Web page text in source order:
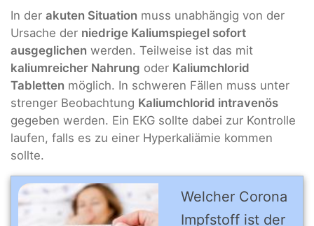
In der akuten Situation muss unabhängig von der
Ursache der niedrige Kaliumspiegel sofort
ausgeglichen werden. Teilweise ist das mit
kaliumreicher Nahrung oder Kaliumchlorid
Tabletten möglich. In schweren Fällen muss unter
strenger Beobachtung Kaliumchlorid intravenös
gegeben werden. Ein EKG sollte dabei zur Kontrolle
laufen, falls es zu einer Hyperkaliämie kommen
sollte.
Welcher Corona
Impfstoff ist der